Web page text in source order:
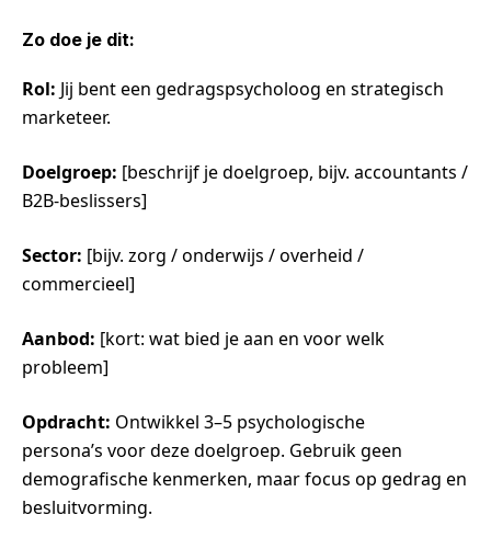
Zo doe je dit:
Rol: Jij bent een gedragspsycholoog en strategisch
marketeer.
Doelgroep: [beschrijf je doelgroep, bijv. accountants /
B2B-beslissers]
Sector: [bijv. zorg / onderwijs / overheid /
commercieel]
Aanbod: [kort: wat bied je aan en voor welk
probleem]
Opdracht: Ontwikkel 3–5 psychologische
persona’s voor deze doelgroep. Gebruik geen
demografische kenmerken, maar focus op gedrag en
besluitvorming.